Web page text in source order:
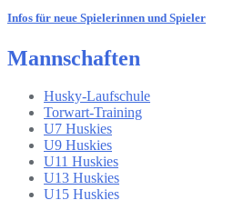
Infos für neue Spielerinnen und Spieler
Mannschaften
Husky-Laufschule
Torwart-Training
U7 Huskies
U9 Huskies
U11 Huskies
U13 Huskies
U15 Huskies